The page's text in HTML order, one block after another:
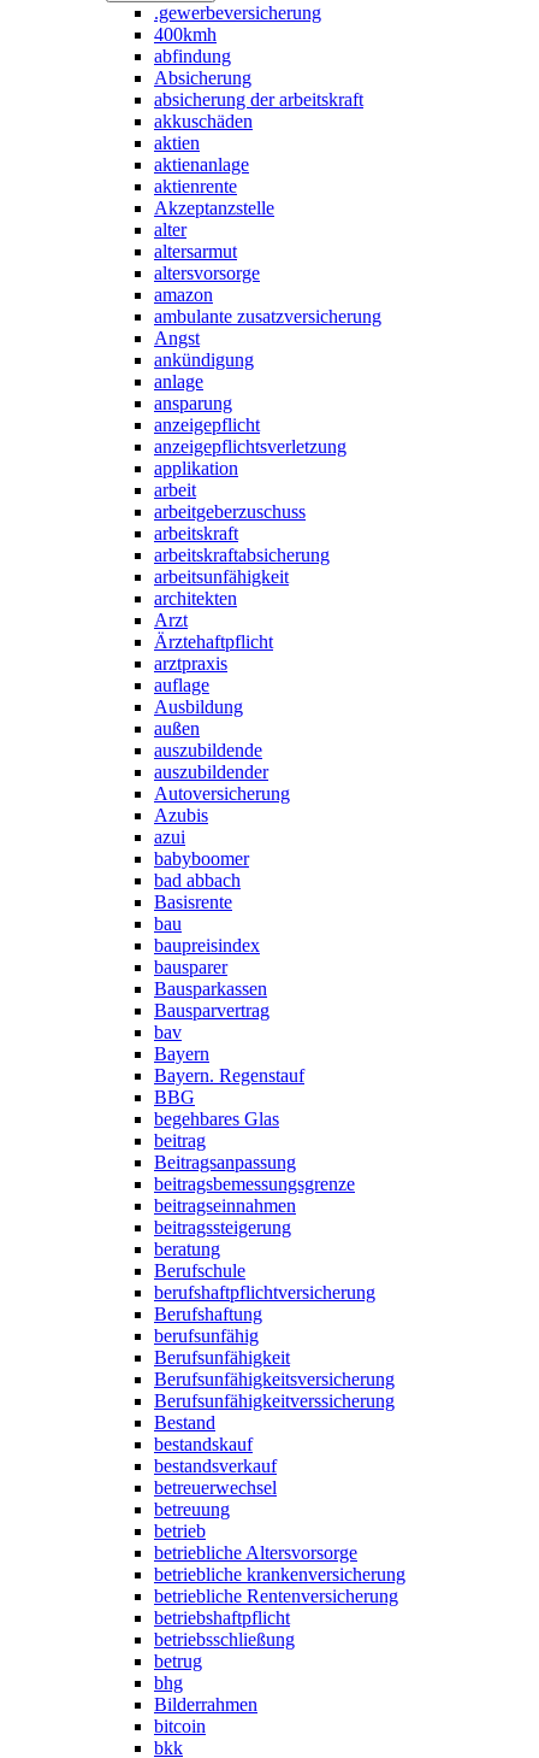
.gewerbeversicherung
400kmh
abfindung
Absicherung
absicherung der arbeitskraft
akkuschäden
aktien
aktienanlage
aktienrente
Akzeptanzstelle
alter
altersarmut
altersvorsorge
amazon
ambulante zusatzversicherung
Angst
ankündigung
anlage
ansparung
anzeigepflicht
anzeigepflichtsverletzung
applikation
arbeit
arbeitgeberzuschuss
arbeitskraft
arbeitskraftabsicherung
arbeitsunfähigkeit
architekten
Arzt
Ärztehaftpflicht
arztpraxis
auflage
Ausbildung
außen
auszubildende
auszubildender
Autoversicherung
Azubis
azui
babyboomer
bad abbach
Basisrente
bau
baupreisindex
bausparer
Bausparkassen
Bausparvertrag
bav
Bayern
Bayern. Regenstauf
BBG
begehbares Glas
beitrag
Beitragsanpassung
beitragsbemessungsgrenze
beitragseinnahmen
beitragssteigerung
beratung
Berufschule
berufshaftpflichtversicherung
Berufshaftung
berufsunfähig
Berufsunfähigkeit
Berufsunfähigkeitsversicherung
Berufsunfähigkeitverssicherung
Bestand
bestandskauf
bestandsverkauf
betreuerwechsel
betreuung
betrieb
betriebliche Altersvorsorge
betriebliche krankenversicherung
betriebliche Rentenversicherung
betriebshaftpflicht
betriebsschließung
betrug
bhg
Bilderrahmen
bitcoin
bkk